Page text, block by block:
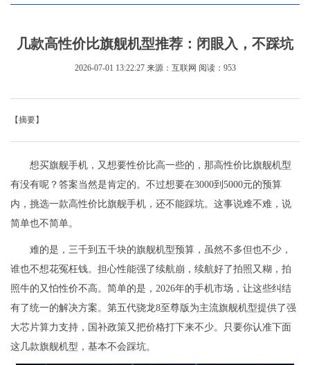
几款高性价比旗舰机型推荐：闭眼入，不踩坑
2026-07-01 13:22:27 来源：互联网 阅读：953
【摘要】
想买旗舰手机，又想要性价比高一些的，那高性价比旗舰机型
有没有呢？答案当然是肯定的。不过想要在3000到5000元的预算
内，挑选一款高性价比旗舰手机，还不能踩坑。这事说难不难，说
简单也不简单。
难的是，三千到五千块的旗舰机型预算，虽然不多但也不少，
谁也不想花冤枉钱。担心性能强了续航崩，续航好了拍照又糊，拍
照牛的又怕性价不高。简单的是，2026年的手机市场，让这些纠结
有了统一的解决方案。第五代骁龙8至尊版为主流旗舰机型提供了强
大芯片算力支持，国补政策又把价格打下来不少。只要你认准下面
这几款旗舰机型，基本不会踩坑。